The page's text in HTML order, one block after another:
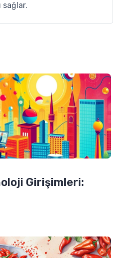
sağlar.
Girişimleri: